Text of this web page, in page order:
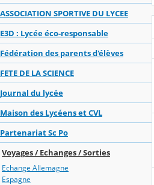
ASSOCIATION SPORTIVE DU LYCEE
E3D : Lycée éco-responsable
Fédération des parents d'élèves
FETE DE LA SCIENCE
Journal du lycée
Maison des Lycéens et CVL
Partenariat Sc Po
Voyages / Echanges / Sorties
Echange Allemagne
Espagne